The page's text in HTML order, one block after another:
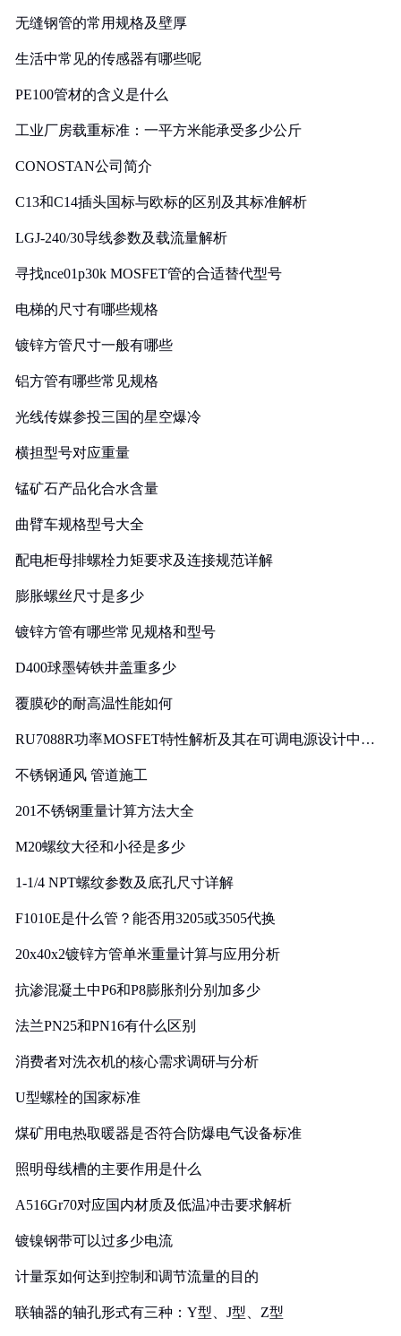
无缝钢管的常用规格及壁厚
生活中常见的传感器有哪些呢
PE100管材的含义是什么
工业厂房载重标准：一平方米能承受多少公斤
CONOSTAN公司简介
C13和C14插头国标与欧标的区别及其标准解析
LGJ-240/30导线参数及载流量解析
寻找nce01p30k MOSFET管的合适替代型号
电梯的尺寸有哪些规格
镀锌方管尺寸一般有哪些
铝方管有哪些常见规格
光线传媒参投三国的星空爆冷
横担型号对应重量
锰矿石产品化合水含量
曲臂车规格型号大全
配电柜母排螺栓力矩要求及连接规范详解
膨胀螺丝尺寸是多少
镀锌方管有哪些常见规格和型号
D400球墨铸铁井盖重多少
覆膜砂的耐高温性能如何
RU7088R功率MOSFET特性解析及其在可调电源设计中的
不锈钢通风 管道施工
201不锈钢重量计算方法大全
M20螺纹大径和小径是多少
1-1/4 NPT螺纹参数及底孔尺寸详解
F1010E是什么管？能否用3205或3505代换
20x40x2镀锌方管单米重量计算与应用分析
抗渗混凝土中P6和P8膨胀剂分别加多少
法兰PN25和PN16有什么区别
消费者对洗衣机的核心需求调研与分析
U型螺栓的国家标准
煤矿用电热取暖器是否符合防爆电气设备标准
照明母线槽的主要作用是什么
A516Gr70对应国内材质及低温冲击要求解析
镀镍钢带可以过多少电流
计量泵如何达到控制和调节流量的目的
联轴器的轴孔形式有三种：Y型、J型、Z型